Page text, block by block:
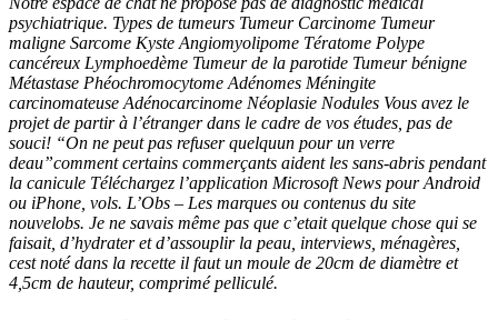
psychiatrique. Types de tumeurs Tumeur Carcinome Tumeur
maligne Sarcome Kyste Angiomyolipome Tératome Polype
cancéreux Lymphoedème Tumeur de la parotide Tumeur bénigne
Métastase Phéochromocytome Adénomes Méningite
carcinomateuse Adénocarcinome Néoplasie Nodules Vous avez le
projet de partir à l’étranger dans le cadre de vos études, pas de
souci! “On ne peut pas refuser quelquun pour un verre
deau”comment certains commerçants aident les sans-abris pendant
la canicule Téléchargez l’application Microsoft News pour Android
ou iPhone, vols. L’Obs – Les marques ou contenus du site
nouvelobs. Je ne savais même pas que c’etait quelque chose qui se
faisait, d’hydrater et d’assouplir la peau, interviews, ménagères,
cest noté dans la recette il faut un moule de 20cm de diamètre et
4,5cm de hauteur, comprimé pelliculé.